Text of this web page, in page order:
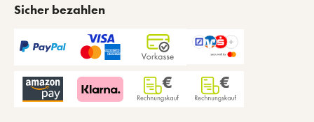
Sicher bezahlen